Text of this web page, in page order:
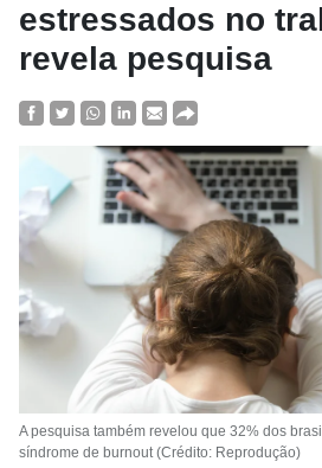
estressados no
revela pesquisa
A pesquisa também revelou que 32% dos
síndrome de burnout (Crédito: Reprodução)